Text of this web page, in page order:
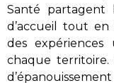
Santé partagent
d’accueil tout
des
chaque